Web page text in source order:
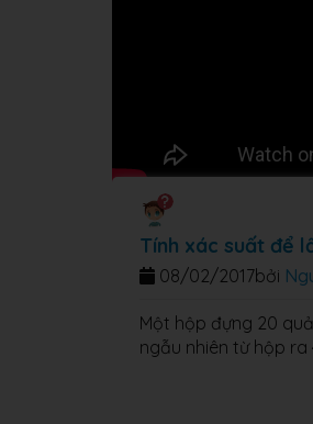
Tính xác suất để
bởi
08/02/2017
Một hộp đựng 20
ngẫu nhiên từ hộp